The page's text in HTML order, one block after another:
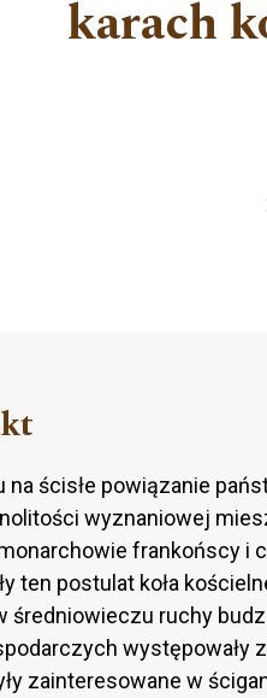
karach
na ścisłe powiązanie
wyznaniowej
frankońscy i
ten postulat koła
średniowieczu ruchy
występowały
zainteresowane w